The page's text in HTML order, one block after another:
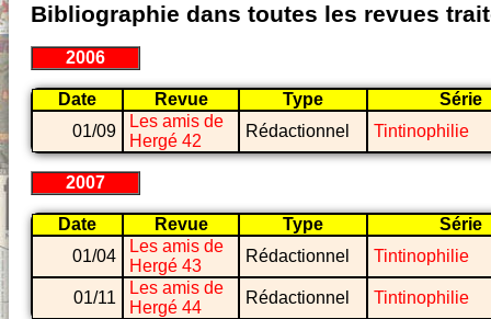
Bibliographie dans toutes les revues
2006
Date Revue Type
Série
01/09
Les amis de
Hergé 42
Rédactionnel Tintinophilie
2007
Date Revue Type
Série
01/04
Les amis de
Hergé 43
Rédactionnel Tintinophilie
01/11
Les amis de
Hergé 44
Rédactionnel Tintinophilie